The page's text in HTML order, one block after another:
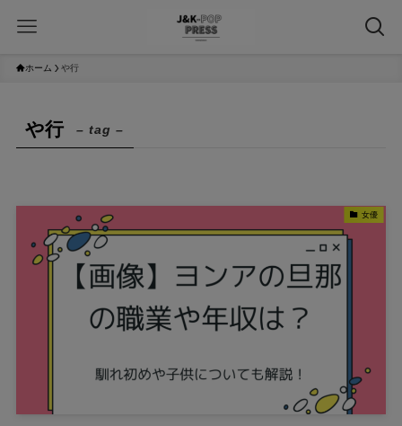
ホーム や行
や行 – tag –
女優